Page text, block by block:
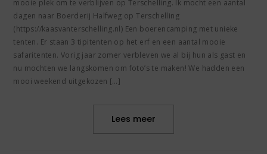
mooie plek om te verblijven op Terschelling. Ik mocht een aantal
dagen naar Boerderij Halfweg op Terschelling
(https://kaasvanterschelling.nl) Een boerencamping met unieke
tenten. Er staan 3 tipitenten op het erf en een aantal mooie
safaritenten. Vorig jaar zomer verbleven we al bij hun als gast en
nu mochten we langskomen om foto’s te maken! We hadden een
mooi weekend uitgekozen […]
Lees meer